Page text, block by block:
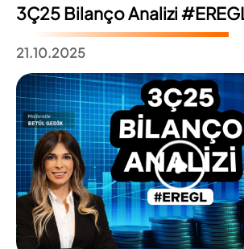
3Ç25 Bilanço Analizi
21.10.2025